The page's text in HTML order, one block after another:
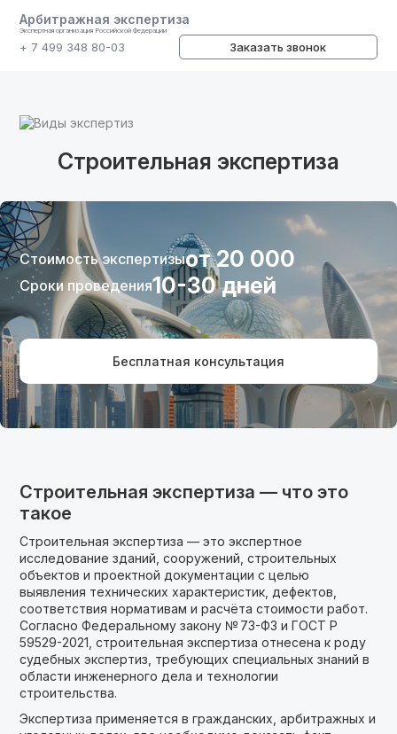
Арбитражная экспертиза
Экспертная организация Российской Федерации
+ 7 499 348 80-03 Заказать звонок
Виды экспертиз
Строительная экспертиза
Стоимость экспертизыот 20 000
Сроки проведения10-30 дней
Бесплатная консультация
Строительная экспертиза — что это
такое
Строительная экспертиза — это экспертное
исследование зданий, сооружений, строительных
объектов и проектной документации с целью
выявления технических характеристик, дефектов,
соответствия нормативам и расчёта стоимости работ.
Согласно Федеральному закону № 73-ФЗ и ГОСТ Р
59529-2021, строительная экспертиза отнесена к роду
судебных экспертиз, требующих специальных знаний в
области инженерного дела и технологии
строительства.
Экспертиза применяется в гражданских, арбитражных и